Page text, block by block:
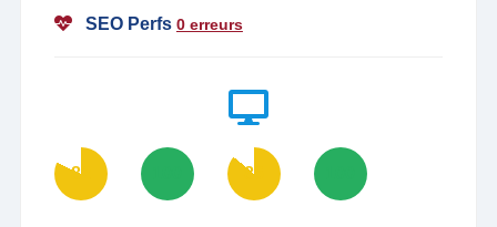
SEO Perfs 0 erreurs
82 86